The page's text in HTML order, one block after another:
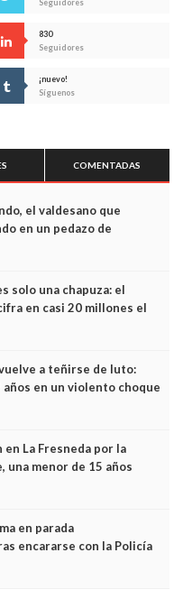
Seguidores
830
Seguidores
¡nuevo!
Síguenos
COMENTADAS
el valdesano que
en un pedazo de
solo una chapuza: el
en casi 20 millones el
que no cabían por los
a teñirse de luto:
en un violento choque
La Fresneda por la
una menor de 15 años
en parada
encararse con la Policía